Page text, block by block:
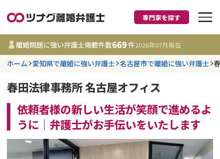
離婚に強い弁護士
都道府県を選択
事務所
更新日 :2026年07月31日
相談内容で探す
専門家を探す
離婚問題に強い弁護士掲載件数669件2026年07月現在
ホーム 愛知県で離婚に強い弁護士 名古屋市で離婚に強い弁護士
春田法律事務所 名古屋オフィス
依頼者様の新しい生活が笑顔で進めるよ
うに｜弁護士がお手伝いをいたします